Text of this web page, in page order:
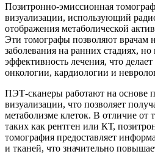
Позитронно-эмиссионная
визуализации, использующий
отображения метаболической
Эти томографы позволяют врачам
заболевания на ранних стадиях, но
эффективность лечения, что
онкологии, кардиологии и
ПЭТ-сканеры работают на основе
визуализации, что позволяет
метаболизме клеток. В отличие от
таких как рентген или КТ,
томография предоставляет
и тканей, что значительно